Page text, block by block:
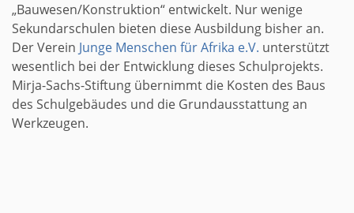
„Bauwesen/Konstruktion“ entwickelt. Nur wenige
Sekundarschulen bieten diese Ausbildung bisher an.
Der Verein Junge Menschen für Afrika e.V. unterstützt
wesentlich bei der Entwicklung dieses Schulprojekts.
Mirja-Sachs-Stiftung übernimmt die Kosten des Baus
des Schulgebäudes und die Grundausstattung an
Werkzeugen.